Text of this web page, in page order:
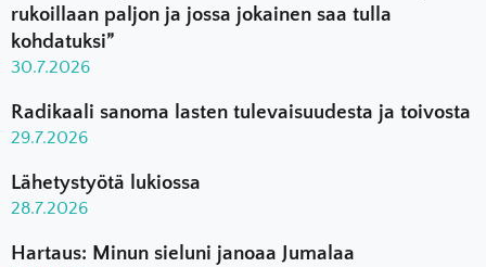
rukoillaan paljon ja jossa jokainen saa tulla
kohdatuksi”
30.7.2026
Radikaali sanoma lasten tulevaisuudesta ja toivosta
29.7.2026
Lähetystyötä lukiossa
28.7.2026
Hartaus: Minun sieluni janoaa Jumalaa